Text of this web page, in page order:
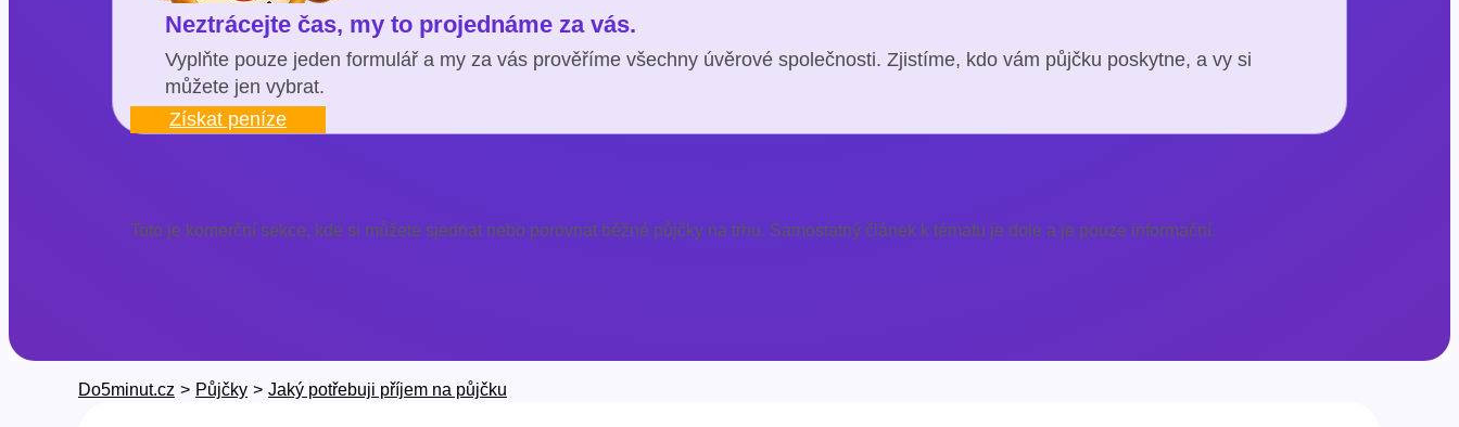
Neztrácejte čas, my to projednáme za vás.
Vyplňte pouze jeden formulář a my za vás prověříme všechny úvěrové společnosti. Zjistíme, kdo vám půjčku poskytne, a vy si
můžete jen vybrat.
Získat peníze
Toto je komerční sekce, kde si můžete sjednat nebo porovnat běžné půjčky na trhu. Samostatný článek k tématu je dole a je pouze informační.
Do5minut.cz > Půjčky > Jaký potřebuji příjem na půjčku